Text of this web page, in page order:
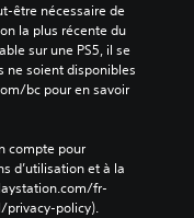
être nécessaire de
la plus récente du
sur une PS5, il se
ne soient disponibles
bc pour en savoir
compte pour
d’utilisation et à la
fr-
policy).